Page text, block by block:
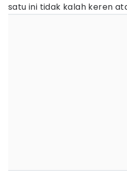
satu ini tidak kalah keren